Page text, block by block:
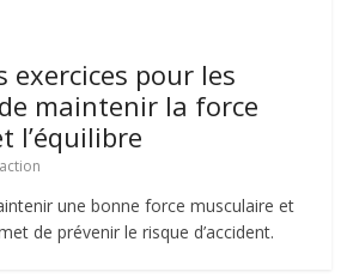
exercices pour les
maintenir la force
l’équilibre
une bonne force musculaire et
de prévenir le risque d’accident.